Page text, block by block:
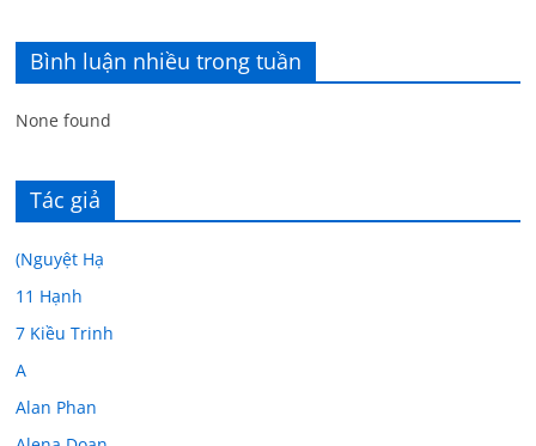
Bình luận nhiều trong tuần
None found
Tác giả
(Nguyệt Hạ
11 Hạnh
7 Kiều Trinh
A
Alan Phan